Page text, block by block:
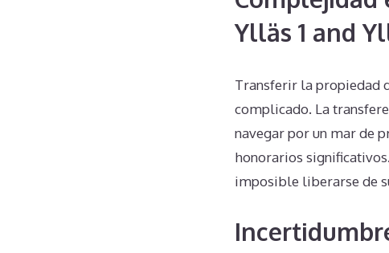
Ylläs 1 and
Transferir la propiedad
complicado. La
navegar por un mar de
honorarios
imposible liberarse de